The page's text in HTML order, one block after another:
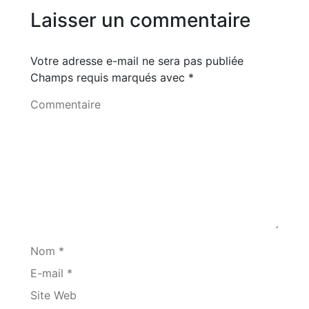
Laisser un commentaire
Votre adresse e-mail ne sera pas publiée
Champs requis marqués avec *
Commentaire
Nom *
E-mail *
Site Web